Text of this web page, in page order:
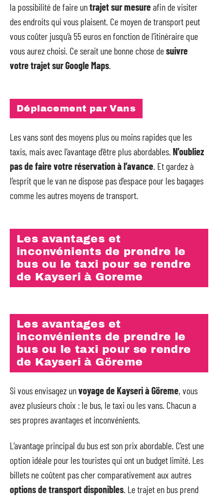
la possibilité de faire untrajet sur mesureafin de visiter
des endroits qui vous plaisent. Ce moyen de transport peut
vous coûter jusqu’à 55 euros en fonction de l’itinéraire que
vous aurez choisi. Ce serait une bonne chose desuivre
votre trajet sur Google Maps
Déplacement par Vans
Les vans sont des moyens plus ou moins rapides que les
taxis, mais avec l’avantage d’être plus abordables. N’oubliez
pas de faire votre réservation à l’avance . Et gardez à
l’esprit que le van ne dispose pas d’espace pour les bagages
comme les autres moyens de transport.
Les avantages et
inconvénients de prendre le
bus ou le taxi pour se rendre
de Kayseri à Goreme
Les avantages et
inconvénients de prendre le
bus ou le taxi pour se rendre
de Kayseri à Göreme
Si vous envisagez unvoyage de Kayseri à Göreme, vous
avez plusieurs choix : le bus, le taxi ou les vans. Chacun a
ses propres avantages et inconvénients.
L’avantage principal du bus est son prix abordable. C’est une
option idéale pour les touristes qui ont un budget limité. Les
billets ne coûtent pas cher comparativement aux autres
options de transport disponibles . Le trajet en bus prend